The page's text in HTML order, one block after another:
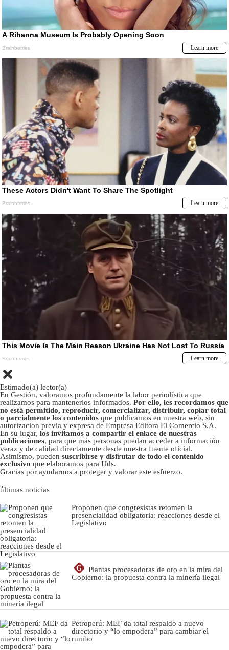
Estimado(a) lector(a)
En Gestión, valoramos profundamente la labor periodística que
realizamos para mantenerlos informados. Por ello, les recordamos que
no está permitido, reproducir, comercializar, distribuir, copiar total
o parcialmente los contenidos que publicamos en nuestra web, sin
autorizacion previa y expresa de Empresa Editora El Comercio S.A.
En su lugar, los invitamos a compartir el enlace de nuestras
publicaciones, para que más personas puedan acceder a información
veraz y de calidad directamente desde nuestra fuente oficial.
Asimismo, pueden suscribirse y disfrutar de todo el contenido
exclusivo que elaboramos para Uds.
Gracias por ayudarnos a proteger y valorar este esfuerzo.
últimas noticias
Proponen que congresistas retomen la
presencialidad obligatoria: reacciones desde el
Legislativo
G
Plantas procesadoras de oro en la mira del
Gobierno: la propuesta contra la minería ilegal
Petroperú: MEF da total respaldo a nuevo
directorio y “lo empodera” para cambiar el
rumbo